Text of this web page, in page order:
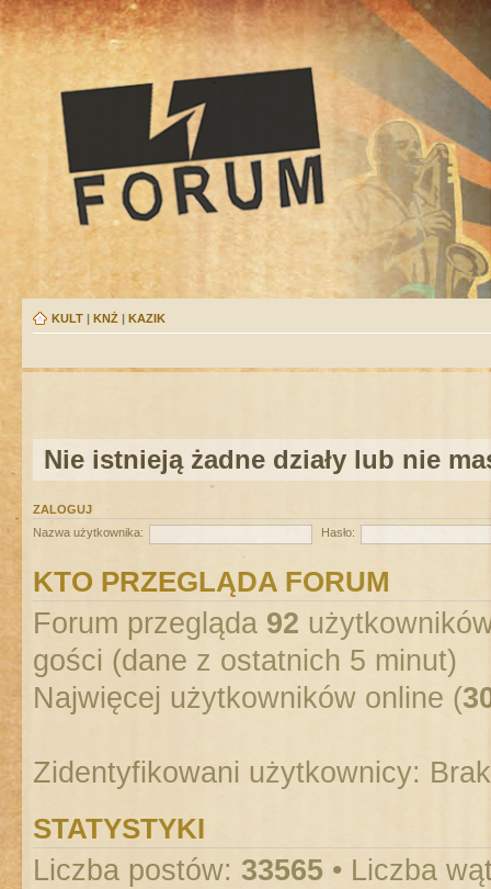
KULT | KNŻ | KAZIK
Nie istnieją żadne działy lub nie
ZALOGUJ
Nazwa użytkownika:
Hasło:
KTO PRZEGLĄDA FORUM
Forum przegląda 92
gości (dane z ostatnich 5 minut)
Najwięcej użytkowników online (
Zidentyfikowani użytkownicy:
STATYSTYKI
Liczba postów: 33565 • Liczba